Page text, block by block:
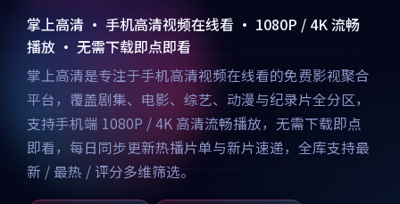
掌上高清 · 手机高清视频在线看 · 1080P / 4K 流畅
播放 · 无需下载即点即看
掌上高清是专注于手机高清视频在线看的免费影视聚合
平台，覆盖剧集、电影、综艺、动漫与纪录片全分区，
支持手机端 1080P / 4K 高清流畅播放，无需下载即点
即看，每日同步更新热播片单与新片速递，全库支持最
新 / 最热 / 评分多维筛选。